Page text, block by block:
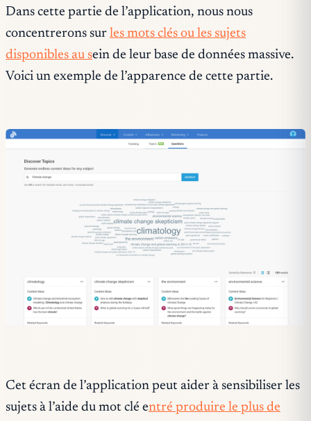
Dans cette partie de l’application, nous nous
concentrerons sur les mots clés ou les sujets
disponibles au sein de leur base de données massive.
Voici un exemple de l’apparence de cette partie.
Cet écran de l’application peut aider à sensibiliser les
sujets à l’aide du mot clé entré produire le plus de